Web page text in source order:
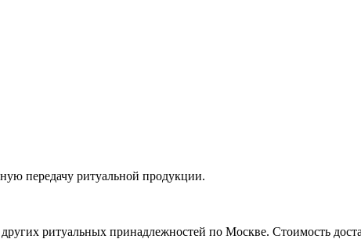
передачу ритуальной продукции.
ритуальных принадлежностей по Москве. Стоимость